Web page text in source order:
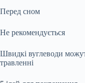
Перед сном
Не рекомендується
Швидкі вуглеводи
травленні